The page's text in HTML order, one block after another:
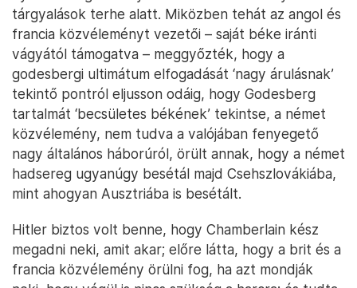
örömtüzeket gyújtott, a nacionalista és fasiszta új
világrend feltartóztathatatlannak tekintett
előretörésére téve fel minden tétet, vagy abba a
kolosszális tévhitbe ringatta éppen magát, hogy a
pénzügyi alkukhoz hasonló kompromisszumos
megoldással sikerült leszerelni ezeket az erőket.
(Magyarország természetesen, már
hagyományosnak tekinthető történelmi
ütemérzékkel, az előző csoportban látott
fantáziát.)
Armstrong ehelyett arra törekedett, hogy
figyelmeztesse olvasóit, miként befolyásolja Hitler a
nyugati közvélemény békevágyának manipulálásán